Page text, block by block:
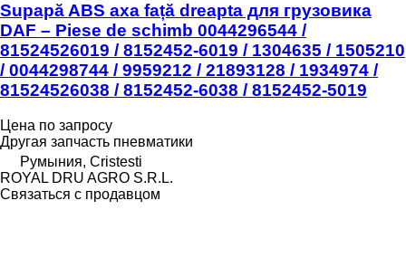
Supapă ABS axa față dreapta для грузовика
DAF – Piese de schimb 0044296544 /
81524526019 / 8152452-6019 / 1304635 / 1505210
/ 0044298744 / 9959212 / 21893128 / 1934974 /
81524526038 / 8152452-6038 / 8152452-5019
Цена по запросу
Другая запчасть пневматики
Румыния, Cristesti
ROYAL DRU AGRO S.R.L.
Связаться с продавцом